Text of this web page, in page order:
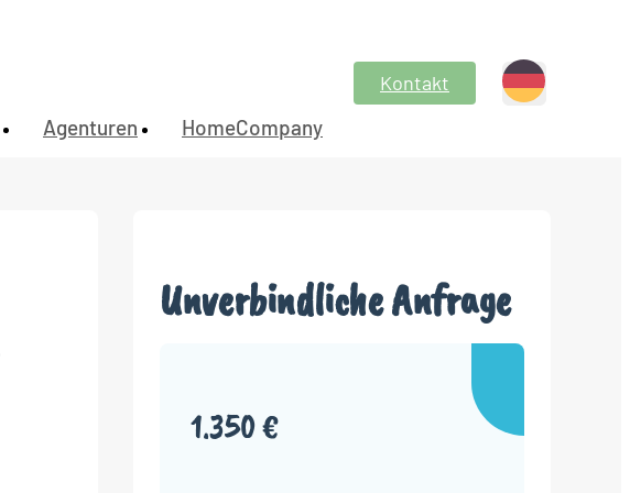
Agenturen HomeCompany
Kontakt
Unverbindliche Anfrage
1.350 €